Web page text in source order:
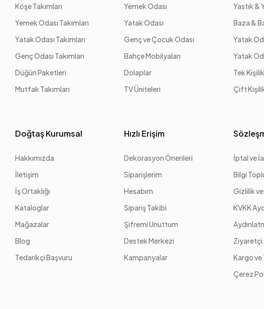
Köşe Takımları
Yemek Odası Takımları
Yatak Odası Takımları
Genç Odası Takımları
Düğün Paketleri
Mutfak Takımları
Yemek Odası
Yatak Odası
Genç ve Çocuk Odası
Bahçe Mobilyaları
Dolaplar
TV Üniteleri
Yastık &
Baza &
Yatak
Yatak
Tek
Çift
Doğtaş Kurumsal
Hakkımızda
İletişim
İş Ortaklığı
Kataloglar
Mağazalar
Blog
Tedarikçi Başvuru
Hızlı Erişim
Dekorasyon Önerileri
Siparişlerim
Hesabım
Sipariş Takibi
Şifremi Unuttum
Destek Merkezi
Kampanyalar
İptal ve
Bilgi
Gizlilik
KVKK
Ziyaretçi
Kargo ve
Çerez